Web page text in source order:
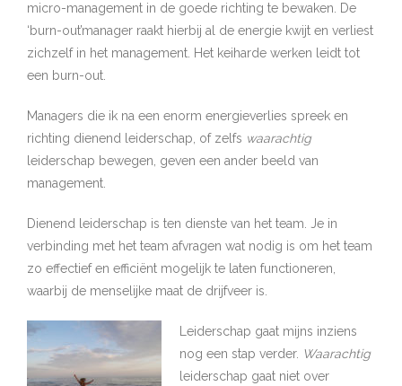
micro-management in de goede richting te bewaken. De
‘burn-out’manager raakt hierbij al de energie kwijt en verliest
zichzelf in het management. Het keiharde werken leidt tot
een burn-out.
Managers die ik na een enorm energieverlies spreek en
richting dienend leiderschap, of zelfs waarachtig
leiderschap bewegen, geven een ander beeld van
management.
Dienend leiderschap is ten dienste van het team. Je in
verbinding met het team afvragen wat nodig is om het team
zo effectief en efficiënt mogelijk te laten functioneren,
waarbij de menselijke maat de drijfveer is.
Leiderschap gaat mijns inziens
nog een stap verder. Waarachtig
leiderschap gaat niet over